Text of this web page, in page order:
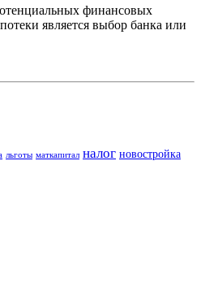
финансовых
является выбор банка или
льготы маткапитал налог новостройка